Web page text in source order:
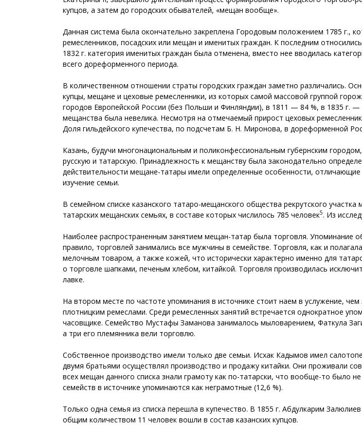
купцов, а затем до городских обывателей, «мещан вообще».
Данная система была окончательно закреплена Городовым положением 1785 г.,
ремесленников, посадских или мещан и именитых граждан. К последним
1832 г. категория именитых граждан была отменена, вместо нее вводилась
всего дореформенного периода.
В количественном отношении страты городских граждан заметно различались.
купцы, мещане и цеховые ремесленники, из которых самой массовой группой
городов Европейской России (без Польши и Финляндии), в 1811 — 84 %, в 1835 г.
мещанства была невелика. Несмотря на отмечаемый прирост цеховых
Доля гильдейского купечества, по подсчетам Б. Н. Миронова, в дореформенной
Казань, будучи многонациональным и поликонфессиональным губернским
русскую и татарскую. Принадлежность к мещанству была законодательно
действительности мещане-татары имели определенные особенности,
изучение семьи.
В семейном списке казанского татаро-мещанского общества рекрутского
татарских мещанских семьях, в составе которых числилось 785 человек5. Из
Наиболее распространенным занятием мещан-татар была торговля. Упоминание
правило, торговлей занимались все мужчины в семействе. Торговля, как и
мелочным товаром, а также кожей, что исторически характерно именно для
о торговле шапками, печеным хлебом, китайкой. Торговля производилась
лавке.
На втором месте по частоте упоминания в источнике стоит наем в услужение,
плотницким ремеслами. Среди ремесленных занятий встречается однократное
часовщике. Семейство Мустафы Заманова занималось мыловарением, Фаткула
а три его племянника вели торговлю.
Собственное производство имели только две семьи. Исхак Кадымов имел
двумя братьями осуществлял производство и продажу китайки. Они проживали
всех мещан данного списка знали грамоту как по-татарски, что вообще-то было
семейств в источнике упоминаются как неграмотные (12,6 %).
Только одна семья из списка перешла в купечество. В 1855 г. Абдулкарим
общим количеством 11 человек вошли в состав казанских купцов.